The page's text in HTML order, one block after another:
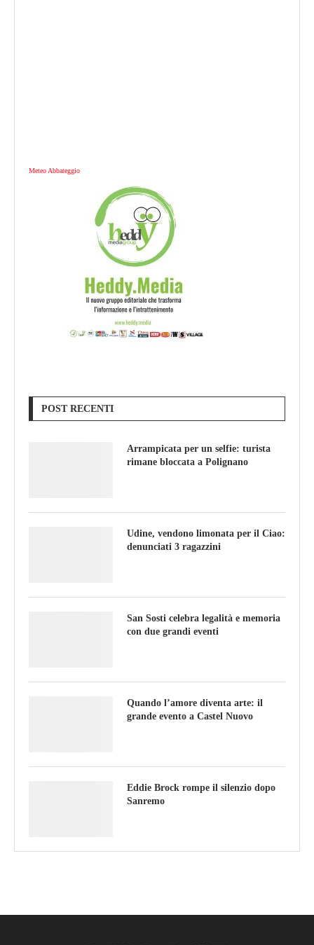
Meteo Abbateggio
POST RECENTI
Arrampicata per un selfie: turista
rimane bloccata a Polignano
Udine, vendono limonata per il Ciao:
denunciati 3 ragazzini
San Sosti celebra legalità e memoria
con due grandi eventi
Quando l’amore diventa arte: il
grande evento a Castel Nuovo
Eddie Brock rompe il silenzio dopo
Sanremo